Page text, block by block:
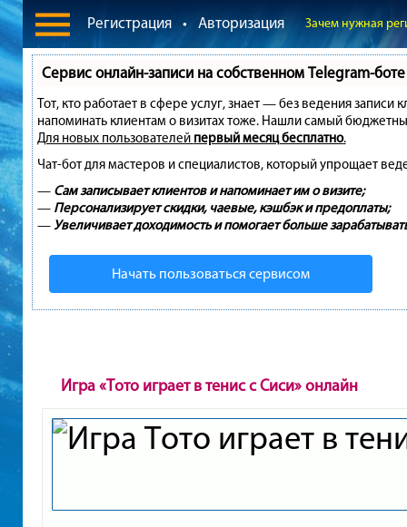
Регистрация • Авторизация Зачем нужная
Сервис онлайн-записи на собственном Telegram-боте
Тот, кто работает в сфере услуг, знает — без ведения
напоминать клиентам о визитах тоже. Нашли самый
Для новых пользователей первый месяц бесплатно.
Чат-бот для мастеров и специалистов, который упрощает
— Сам записывает клиентов и напоминает им о визите;
— Персонализирует скидки, чаевые, кэшбэк и предоплаты;
—Увеличивает доходимость и помогает больше
Начать пользоваться сервисом
Игра «Тото играет в тенис с Сиси» онлайн